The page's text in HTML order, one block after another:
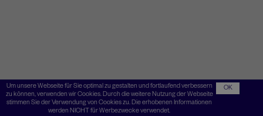
Um unsere Webseite für Sie optimal zu gestalten und fortlaufend verbessern
zu können, verwenden wir Cookies. Durch die weitere Nutzung der Webseite
stimmen Sie der Verwendung von Cookies zu. Die erhobenen Informationen
werden NICHT für Werbezwecke verwendet.
OK